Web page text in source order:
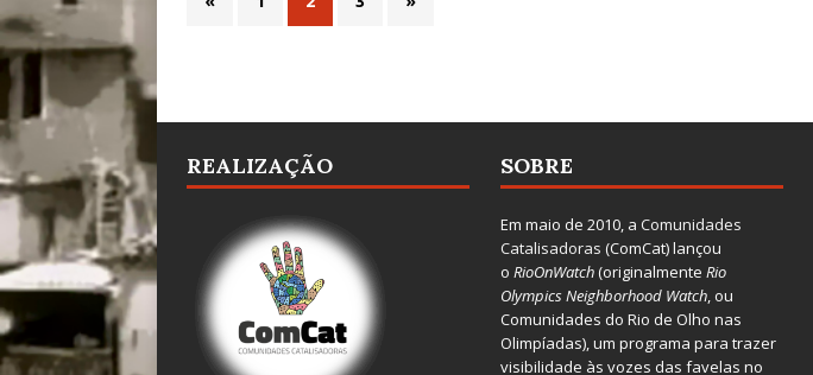
REALIZAÇÃO SOBRE
Em maio de 2010, a Comunidades
Catalisadoras (ComCat) lançou
o RioOnWatch(originalmente Rio
Olympics Neighborhood Watch, ou
Comunidades do Rio de Olho nas
Olimpíadas), um programa para trazer
visibilidade às vozes das favelas no